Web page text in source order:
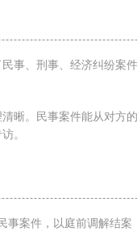
事、刑事、经济纠纷案
晰。民事案件能从对方
。
案件，以庭前调解结案